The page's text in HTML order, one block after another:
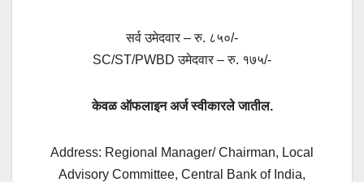
सर्व उमेदवार – रु. ८५०/-
SC/ST/PWBD उमेदवार – रु. १७५/-
केवळ ऑफलाइन अर्ज स्वीकारले जातील.
Address: Regional Manager/ Chairman, Local
Advisory Committee, Central Bank of India,